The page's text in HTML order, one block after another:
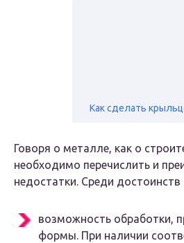
Как сделать
Говоря о металле, как о
необходимо перечислить и
недостатки. Среди
возможность обработки,
формы. При наличии